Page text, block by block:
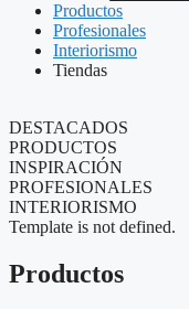
Productos
Profesionales
Interiorismo
Tiendas
DESTACADOS
PRODUCTOS
INSPIRACIÓN
PROFESIONALES
INTERIORISMO
Template is not defined.
Productos